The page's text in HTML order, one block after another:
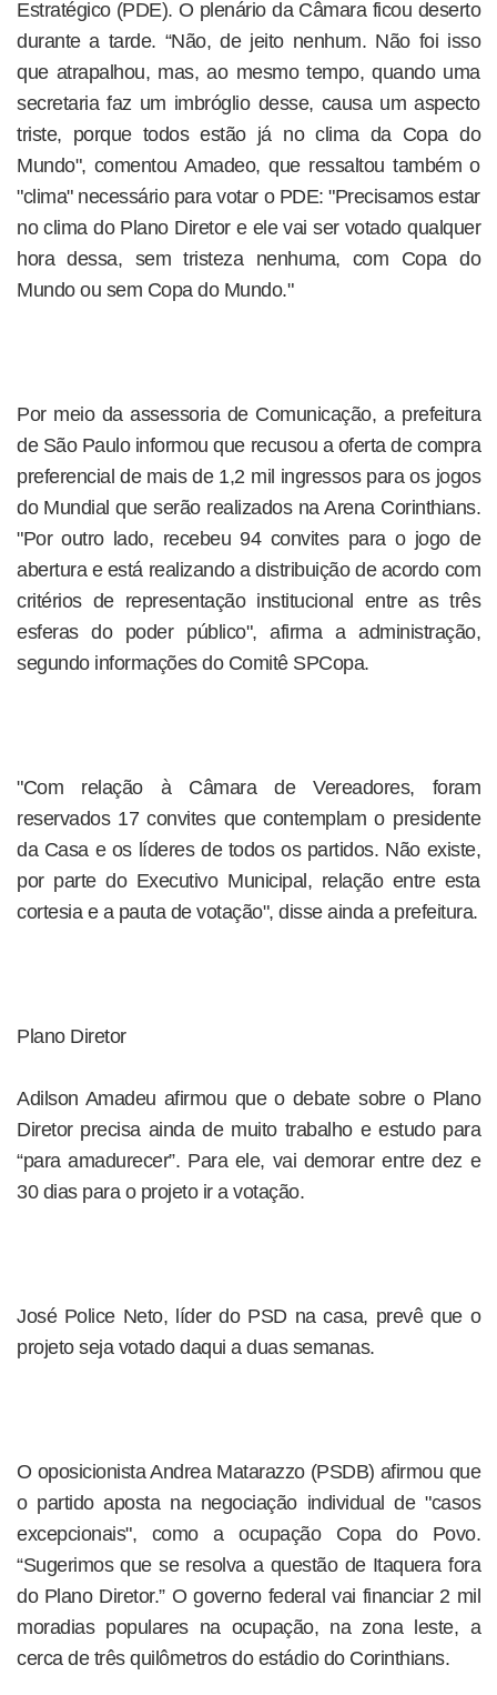
Estratégico (PDE). O plenário da Câmara ficou deserto
durante a tarde. “Não, de jeito nenhum. Não foi isso
que atrapalhou, mas, ao mesmo tempo, quando uma
secretaria faz um imbróglio desse, causa um aspecto
triste, porque todos estão já no clima da Copa do
Mundo", comentou Amadeo, que ressaltou também o
"clima" necessário para votar o PDE: "Precisamos estar
no clima do Plano Diretor e ele vai ser votado qualquer
hora dessa, sem tristeza nenhuma, com Copa do
Mundo ou sem Copa do Mundo."
Por meio da assessoria de Comunicação, a prefeitura
de São Paulo informou que recusou a oferta de compra
preferencial de mais de 1,2 mil ingressos para os jogos
do Mundial que serão realizados na Arena Corinthians.
"Por outro lado, recebeu 94 convites para o jogo de
abertura e está realizando a distribuição de acordo com
critérios de representação institucional entre as três
esferas do poder público", afirma a administração,
segundo informações do Comitê SPCopa.
"Com relação à Câmara de Vereadores, foram
reservados 17 convites que contemplam o presidente
da Casa e os líderes de todos os partidos. Não existe,
por parte do Executivo Municipal, relação entre esta
cortesia e a pauta de votação", disse ainda a prefeitura.
Plano Diretor
Adilson Amadeu afirmou que o debate sobre o Plano
Diretor precisa ainda de muito trabalho e estudo para
“para amadurecer”. Para ele, vai demorar entre dez e
30 dias para o projeto ir a votação.
José Police Neto, líder do PSD na casa, prevê que o
projeto seja votado daqui a duas semanas.
O oposicionista Andrea Matarazzo (PSDB) afirmou que
o partido aposta na negociação individual de "casos
excepcionais", como a ocupação Copa do Povo.
“Sugerimos que se resolva a questão de Itaquera fora
do Plano Diretor.” O governo federal vai financiar 2 mil
moradias populares na ocupação, na zona leste, a
cerca de três quilômetros do estádio do Corinthians.